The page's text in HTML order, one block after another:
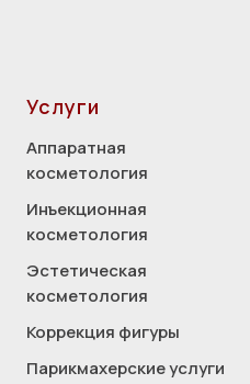
Услуги
Аппаратная
косметология
Инъекционная
косметология
Эстетическая
косметология
Коррекция фигуры
Парикмахерские услуги